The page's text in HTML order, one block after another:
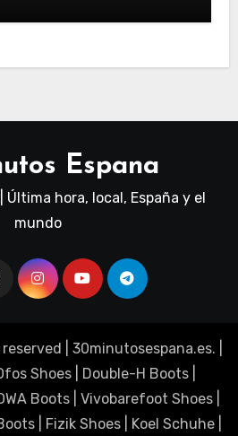
Espana
Última hora, local, España y el
mundo
30minutosespana.es. |
Shoes Double-H Boots
Boots| Vivobarefoot Shoes|
| Fizik Shoes| Koel Schuhe|